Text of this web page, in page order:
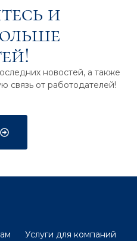
и
новостей, а также
связь от работодателей!
Услуги для компаний